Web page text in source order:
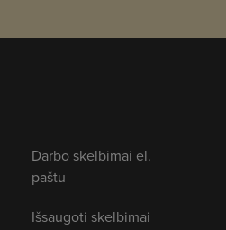
Darbo skelbimai el.
paštu
Išsaugoti skelbimai